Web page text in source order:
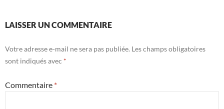
LAISSER UN COMMENTAIRE
Votre adresse e-mail ne sera pas publiée. Les champs obligatoires
sont indiqués avec *
Commentaire *